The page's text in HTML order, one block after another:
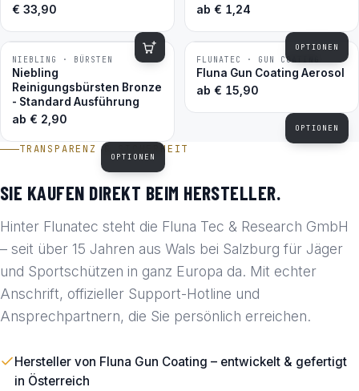
€ 33,90 ab € 1,24
OPTIONEN
BESTSELLER
NIEBLING · BÜRSTEN
Niebling
Reinigungsbürsten Bronze
- Standard Ausführung
ab € 2,90
OPTIONEN
BESTSELLER
FLUNATEC · GUN COATING
Fluna Gun Coating Aerosol
ab € 15,90
OPTIONEN
TRANSPARENZ & SICHERHEIT
SIE KAUFEN DIREKT BEIM HERSTELLER.
Hinter Flunatec steht die Fluna Tec & Research GmbH
– seit über 15 Jahren aus Wals bei Salzburg für Jäger
und Sportschützen in ganz Europa da. Mit echter
Anschrift, offizieller Support-Hotline und
Ansprechpartnern, die Sie persönlich erreichen.
Hersteller von Fluna Gun Coating – entwickelt & gefertigt
in Österreich